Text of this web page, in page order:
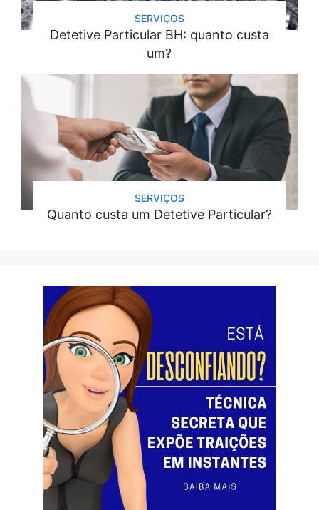
SERVIÇOS
Detetive Particular BH: quanto custa
um?
SERVIÇOS
Quanto custa um Detetive Particular?